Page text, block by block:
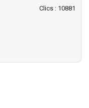
Clics : 10881